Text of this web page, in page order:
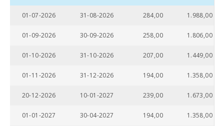
JUNGLE PARC
MALLORCA
atracciones -
Aquarium
01-07-2026 31-08-2026 284,00 1.988,00
01-09-2026 30-09-2026 258,00 1.806,00
01-10-2026 31-10-2026 207,00 1.449,00
01-11-2026 31-12-2026 194,00 1.358,00
20-12-2026 10-01-2027 239,00 1.673,00
01-01-2027 30-04-2027 194,00 1.358,00